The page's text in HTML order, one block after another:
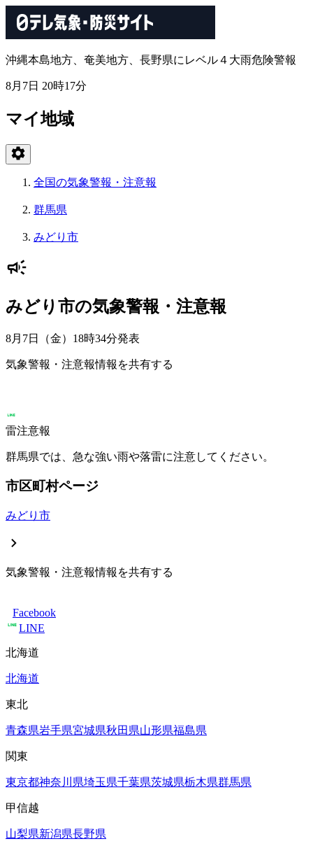
沖縄本島地方、奄美地方、長野県にレベル４大雨危険警報
8月7日 20時17分
マイ地域
全国の気象警報・注意報
群馬県
みどり市
みどり市の気象警報・注意報
8月7日（金）18時34分発表
気象警報・注意報情報を共有する
雷注意報
群馬県では、急な強い雨や落雷に注意してください。
市区町村ページ
みどり市
気象警報・注意報情報を共有する
Facebook
LINE
北海道
北海道
東北
青森県岩手県宮城県秋田県山形県福島県
関東
東京都神奈川県埼玉県千葉県茨城県栃木県群馬県
甲信越
山梨県新潟県長野県